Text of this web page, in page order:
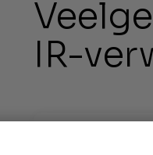
IR-
Hoe stuur